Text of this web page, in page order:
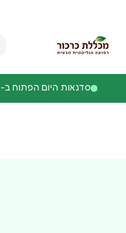
סדנאות היום הפתוח ב-12.8-